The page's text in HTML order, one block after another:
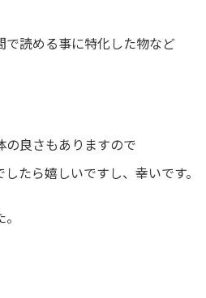
で読める事に特化した物など
の良さもありますので
たら嬉しいですし、幸いです。